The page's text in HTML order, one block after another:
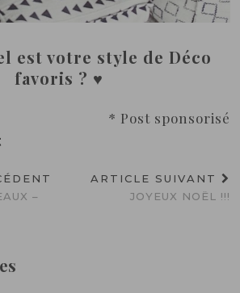
est votre style de Déco
favoris ? ♥
* Post sponsorisé
–
ARTICLE SUIVANT
JOYEUX NOËL !!!